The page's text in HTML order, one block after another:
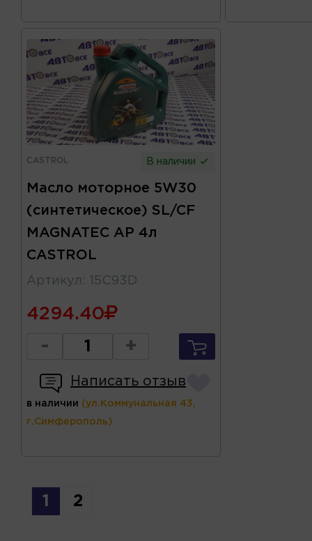
CASTROL В наличии
Масло моторное 5W30
(синтетическое) SL/CF
MAGNATEC AP 4л
CASTROL
Артикул : 15C93D
4294.40
- +
Написать отзыв
в наличии (ул.Коммунальная 43,
г.Симферополь)
1 2